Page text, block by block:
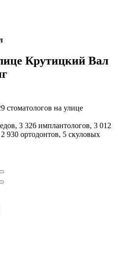
Крутицкий Вал
на улице
3 326 имплантологов, 3 012
930 ортодонтов, 5 скуловых